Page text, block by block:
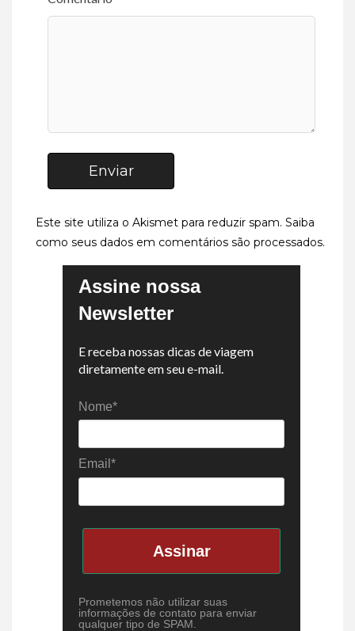
Enviar
Este site utiliza o Akismet para reduzir spam. Saiba
como seus dados em comentários são processados.
Assine nossa
Newsletter
E receba nossas dicas de viagem
diretamente em seu e-mail.
Nome*
Email*
Assinar
Prometemos não utilizar suas
informações de contato para enviar
qualquer tipo de SPAM.